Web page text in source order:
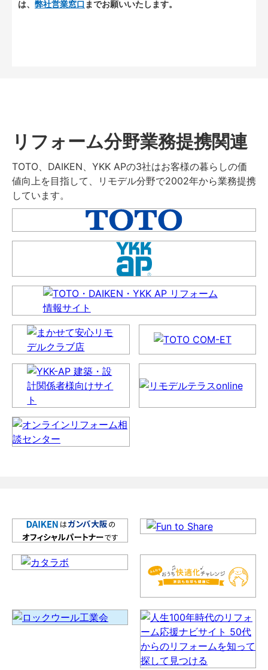
は、 弊社営業窓口 までお願いいたします。
リフォーム分野業務提携関連
TOTO、DAIKEN、YKK APの3社はお客様の暮らしの価
値向上を目指して、リモデル分野で2002年から業務提携
しています。